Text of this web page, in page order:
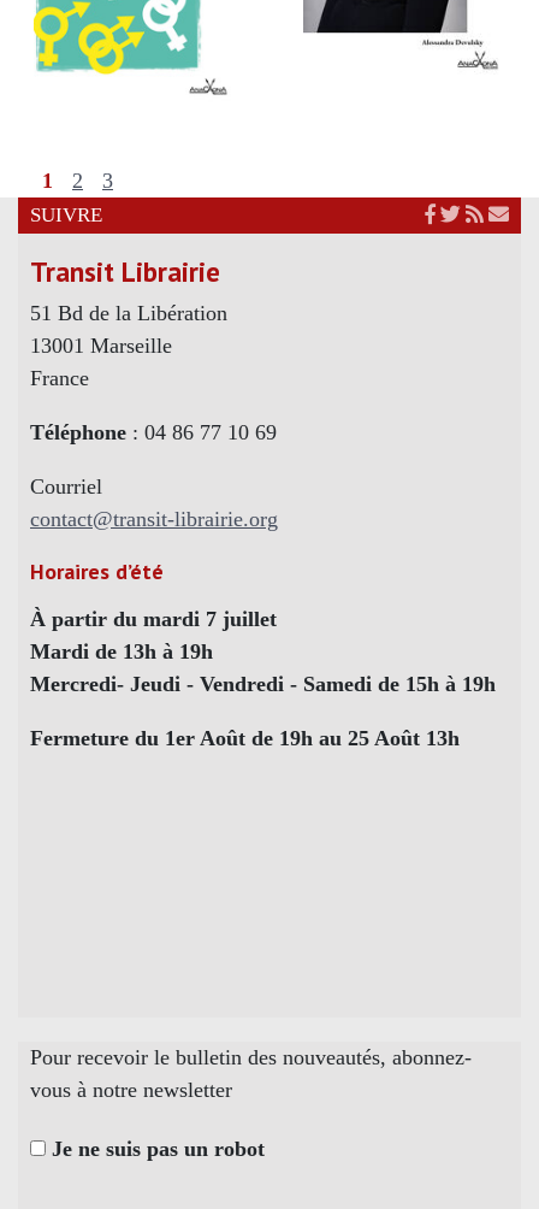
1 2 3
SUIVRE
Transit Librairie
51 Bd de la Libération
13001 Marseille
France
Téléphone : 04 86 77 10 69
Courriel
contact@transit-librairie.org
Horaires d’été
À partir du mardi 7 juillet
Mardi de 13h à 19h
Mercredi- Jeudi - Vendredi - Samedi de 15h à 19h
Fermeture du 1er Août de 19h au 25 Août 13h
Pour recevoir le bulletin des nouveautés, abonnez-
vous à notre newsletter
Je ne suis pas un robot